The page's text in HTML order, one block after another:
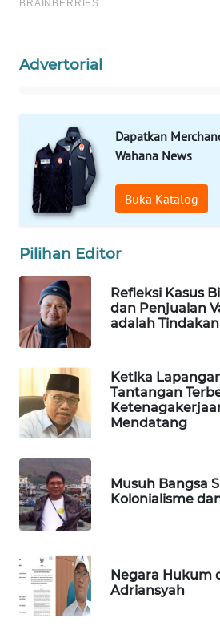
Advertorial
Dapatkan
Wahana News
Buka Katalog
Pilihan Editor
Refleksi Kasus
dan Penjualan
adalah
Ketika
Tantangan
Mendatang
Musuh Bangsa
Kolonialisme
Negara Hukum
Adriansyah
PLN
WATCH
MKLI
LPKKI
LKKI
KOPEKLIN
PORTAL
KONSUMEN
FORWAMKI
ALPERKLINAS
FORJASIDA
TAMBANG
NEWS
SITUNGIR